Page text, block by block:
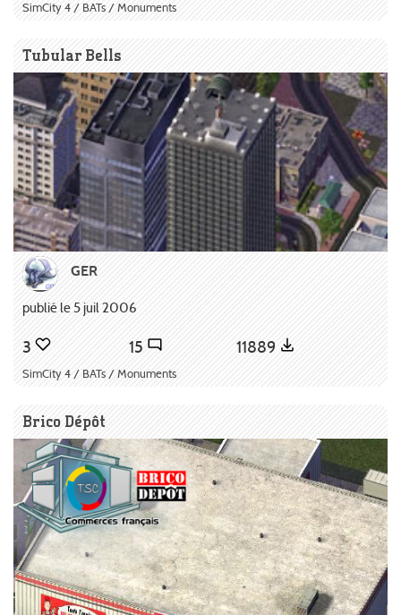
SimCity 4 / BATs / Monuments
Tubular Bells
GER
publié le 5 juil 2006
3 15 11889
SimCity 4 / BATs / Monuments
Brico Dépôt